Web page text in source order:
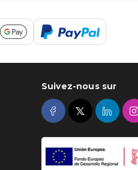
Suivez-nous sur